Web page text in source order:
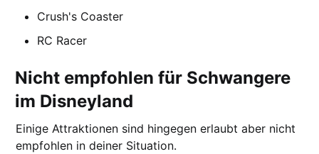
Crush's Coaster
RC Racer
Nicht empfohlen für Schwangere
im Disneyland
Einige Attraktionen sind hingegen erlaubt aber nicht
empfohlen in deiner Situation.